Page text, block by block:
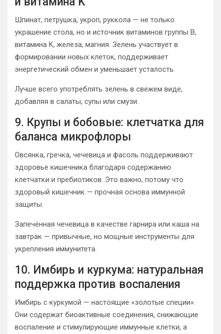
Шпинат, петрушка, укроп, руккола — не только
украшение стола, но и источник витаминов группы B,
витамина K, железа, магния. Зелень участвует в
формировании новых клеток, поддерживает
энергетический обмен и уменьшает усталость.
Лучше всего употреблять зелень в свежем виде,
добавляя в салаты, супы или смузи.
9. Крупы и бобовые: клетчатка для
баланса микрофлоры
Овсянка, гречка, чечевица и фасоль поддерживают
здоровье кишечника благодаря содержанию
клетчатки и пребиотиков. Это важно, потому что
здоровый кишечник — прочная основа иммунной
защиты.
Запечённая чечевица в качестве гарнира или каша на
завтрак — привычные, но мощные инструменты для
укрепления иммунитета.
10. Имбирь и куркума: натуральная
поддержка против воспаления
Имбирь с куркумой — настоящие «золотые специи».
Они содержат биоактивные соединения, снижающие
воспаление и стимулирующие иммунные клетки, а